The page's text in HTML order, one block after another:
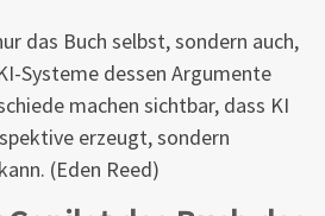
das Buch selbst, sondern auch,
Systeme dessen Argumente
machen sichtbar, dass KI
erzeugt, sondern
(Eden Reed)